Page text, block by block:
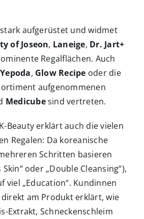
aufgerüstet und widmet
of Joseon, Laneige, Dr. Jart+
Regalflächen. Auch
Yepoda, Glow Recipe oder die
aufgenommenen
Medicubesind vertreten.
Beauty erklärt auch die vielen
Regalen: Da koreanische
Schritten basieren
oder „Double Cleansing“),
viel „Education“. Kundinnen
am Produkt erklärt, wie
Extrakt, Schneckenschleim